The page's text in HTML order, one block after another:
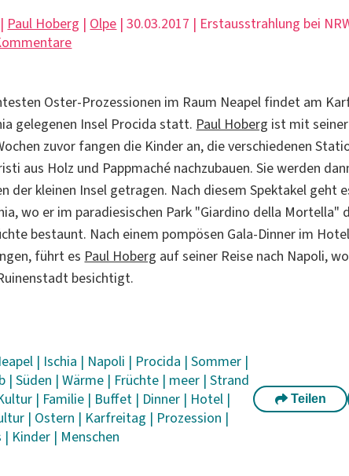
Paul Hoberg | Olpe | 30.03.2017 | Erstausstrahlung bei
Oster-Prozessionen im Raum Neapel findet am
gelegenen Insel Procida statt. Paul Hoberg ist mit
zuvor fangen die Kinder an, die verschiedenen
aus Holz und Pappmaché nachzubauen. Sie werden
der kleinen Insel getragen. Nach diesem Spektakel geht
wo er im paradiesischen Park "Giardino della Mortella"
bestaunt. Nach einem pompösen Gala-Dinner im
führt es Paul Hoberg auf seiner Reise nach Napoli,
besichtigt.
| Ischia | Napoli | Procida |Sommer |
|Süden |Wärme | Früchte | meer |Strand
| Familie | Buffet | Dinner | Hotel |
| Ostern | Karfreitag | Prozession |
| Kinder | Menschen
Teilen